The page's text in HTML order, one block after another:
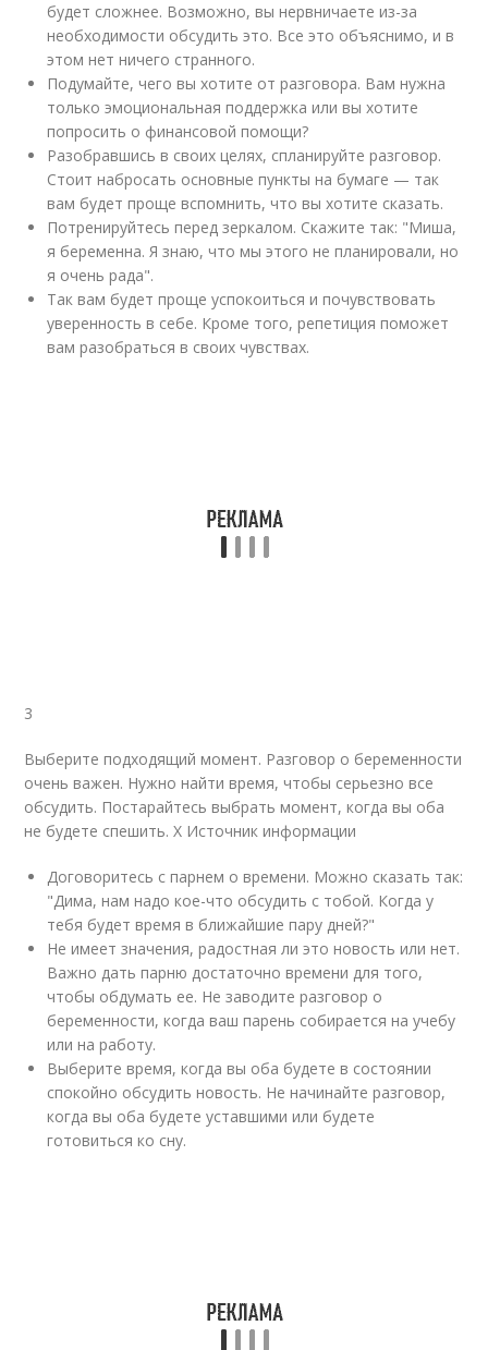
будет сложнее. Возможно, вы нервничаете из-за
необходимости обсудить это. Все это объяснимо, и в
этом нет ничего странного.
Подумайте, чего вы хотите от разговора. Вам нужна
только эмоциональная поддержка или вы хотите
попросить о финансовой помощи?
Разобравшись в своих целях, спланируйте разговор.
Стоит набросать основные пункты на бумаге — так
вам будет проще вспомнить, что вы хотите сказать.
Потренируйтесь перед зеркалом. Скажите так: "Миша,
я беременна. Я знаю, что мы этого не планировали, но
я очень рада".
Так вам будет проще успокоиться и почувствовать
уверенность в себе. Кроме того, репетиция поможет
вам разобраться в своих чувствах.
3
Выберите подходящий момент. Разговор о беременности
очень важен. Нужно найти время, чтобы серьезно все
обсудить. Постарайтесь выбрать момент, когда вы оба
не будете спешить. X Источник информации
Договоритесь с парнем о времени. Можно сказать так:
"Дима, нам надо кое-что обсудить с тобой. Когда у
тебя будет время в ближайшие пару дней?"
Не имеет значения, радостная ли это новость или нет.
Важно дать парню достаточно времени для того,
чтобы обдумать ее. Не заводите разговор о
беременности, когда ваш парень собирается на учебу
или на работу.
Выберите время, когда вы оба будете в состоянии
спокойно обсудить новость. Не начинайте разговор,
когда вы оба будете уставшими или будете
готовиться ко сну.